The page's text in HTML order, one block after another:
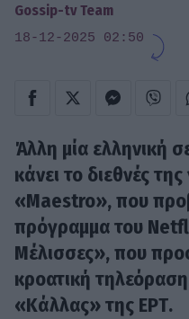
Gossip-tv Team
18-12-2025 02:50
Άλλη μία ελληνική
κάνει το διεθνές
«Maestro», που
πρόγραμμα του
Μέλισσες», που
κροατική
«Κάλλας»της ΕΡΤ.